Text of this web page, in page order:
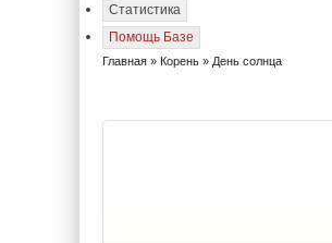
Статистика
Помощь Базе
Главная » Корень » День солнца